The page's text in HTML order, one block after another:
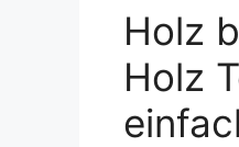
Holz
Holz